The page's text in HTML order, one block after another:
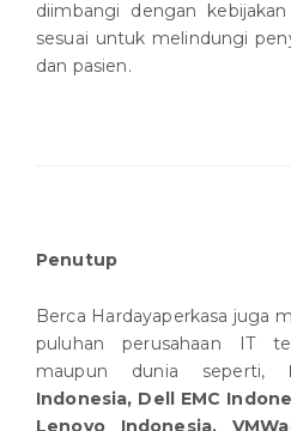
diimbangi dengan
sesuai untuk melindungi
dan pasien.
Penutup
Berca Hardayaperkasa juga
puluhan perusahaan IT
maupun dunia seperti,
Indonesia, Dell EMC
Lenovo Indonesia,